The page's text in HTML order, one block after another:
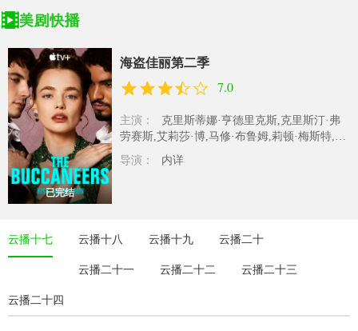
已完结
海盗佳丽第二季
7.0
主演：
克里斯蒂娜·亨德里克斯,克里斯汀·弗
劳赛斯,艾莉莎·博,马修·布鲁姆,莉顿·梅斯特,乔
什·迪伦,巴尼·费什威克,奥布里..
导演： 内详
云播十七 云播十八 云播十九 云播二十
云播二十一 云播二十二 云播二十三
云播二十四